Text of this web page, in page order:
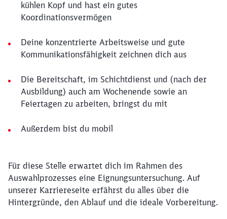
kühlen Kopf und hast ein gutes
Koordinationsvermögen
Deine konzentrierte Arbeitsweise und gute
Kommunikationsfähigkeit zeichnen dich aus
Die Bereitschaft, im Schichtdienst und (nach der
Ausbildung) auch am Wochenende sowie an
Feiertagen zu arbeiten, bringst du mit
Außerdem bist du mobil
Für diese Stelle erwartet dich im Rahmen des
Auswahlprozesses eine Eignungsuntersuchung. Auf
unserer Karriereseite erfährst du alles über die
Hintergründe, den Ablauf und die ideale Vorbereitung.